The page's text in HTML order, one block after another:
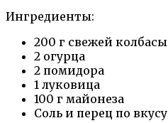
Ингредиенты:
200 г свежей колбасы
2 огурца
2 помидора
1 луковица
100 г майонеза
Соль и перец по вкусу